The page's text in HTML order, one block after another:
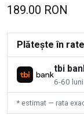
189.00 RON
Plătește în rate
tbi
6-60
* estimat — rata